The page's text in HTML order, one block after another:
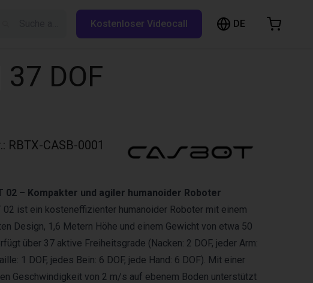
Kostenloser Videocall DE
DOF
: RBTX-CASB-0001
02 – Kompakter und agiler humanoider Roboter
02 ist ein kosteneffizienter humanoider Roboter mit einem
Design, 1,6 Metern Höhe und einem Gewicht von etwa 50
über 37 aktive Freiheitsgrade (Nacken: 2 DOF, jeder Arm:
1 DOF, jedes Bein: 6 DOF, jede Hand: 6 DOF). Mit einer
Geschwindigkeit von 2 m/s auf ebenem Boden unterstützt